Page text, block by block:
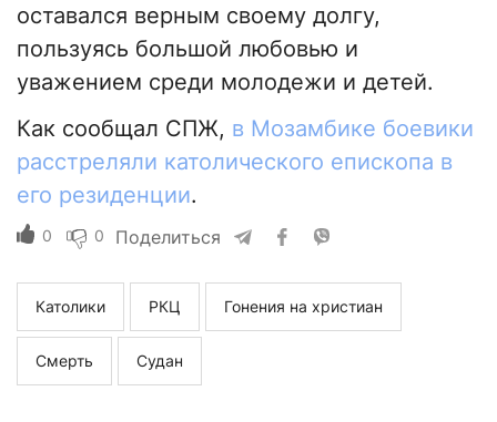
оставался верным своему долгу,
пользуясь большой любовью и
уважением среди молодежи и детей.
Как сообщал СПЖ, в Мозамбике боевики
расстреляли католического епископа в
его резиденции.
0 0 Поделиться
Католики РКЦ Гонения на христиан
Смерть Судан